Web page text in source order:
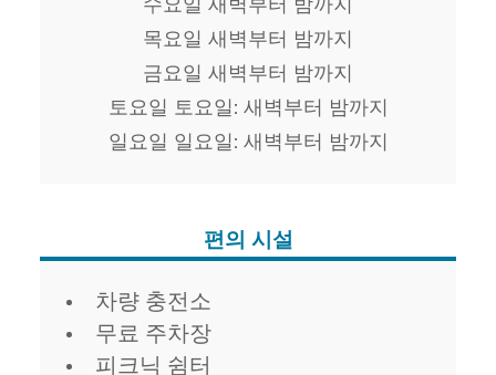
수요일 새벽부터 밤까지
목요일 새벽부터 밤까지
금요일 새벽부터 밤까지
토요일 토요일: 새벽부터 밤까지
일요일 일요일: 새벽부터 밤까지
편의 시설
편의 시설
차량 충전소
무료 주차장
피크닉 쉼터